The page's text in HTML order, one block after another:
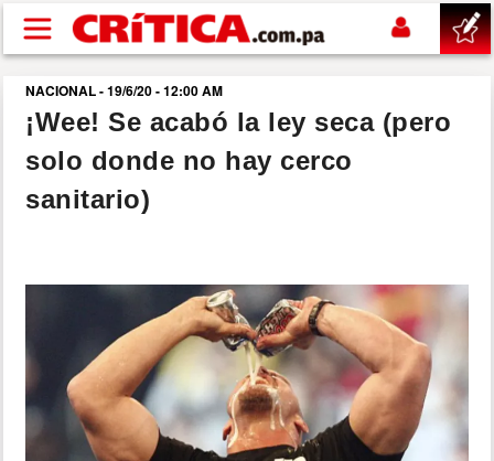
Pasar al contenido principal
buscar
SUCESOS
POLÍTICA
SHOW
DEPORTES
NACIONAL - 19/6/20 - 12:00 AM
¡Wee! Se acabó la ley seca (pero
solo donde no hay cerco
sanitario)